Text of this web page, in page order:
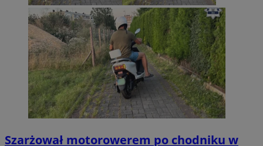
Szarżował motorowerem po chodniku w